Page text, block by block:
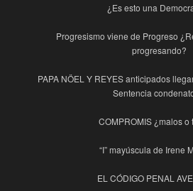
¿Es esto una
Progresismo viene de Progreso
progresando?
PAPA NÖEL Y REYES anticipados
Sentencia
COMPROMIS ¿malos o
“I” mayúscula de Irene
EL CÓDIGO PENAL